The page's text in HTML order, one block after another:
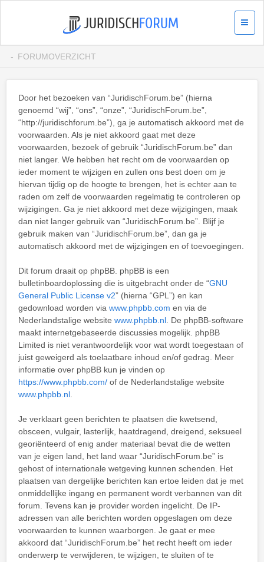
FORUMOVERZICHT
Door het bezoeken van “JuridischForum.be” (hierna
genoemd “wij”, “ons”, “onze”, “JuridischForum.be”,
“http://juridischforum.be”), ga je automatisch akkoord met de
voorwaarden. Als je niet akkoord gaat met deze
voorwaarden, bezoek of gebruik “JuridischForum.be” dan
niet langer. We hebben het recht om de voorwaarden op
ieder moment te wijzigen en zullen ons best doen om je
hiervan tijdig op de hoogte te brengen, het is echter aan te
raden om zelf de voorwaarden regelmatig te controleren op
wijzigingen. Ga je niet akkoord met deze wijzigingen, maak
dan niet langer gebruik van “JuridischForum.be”. Blijf je
gebruik maken van “JuridischForum.be”, dan ga je
automatisch akkoord met de wijzigingen en of toevoegingen.
Dit forum draait op phpBB. phpBB is een
bulletinboardoplossing die is uitgebracht onder de “GNU
General Public License v2” (hierna “GPL”) en kan
gedownload worden via www.phpbb.com en via de
Nederlandstalige website www.phpbb.nl . De phpBB-software
maakt internetgebaseerde discussies mogelijk. phpBB
Limited is niet verantwoordelijk voor wat wordt toegestaan of
juist geweigerd als toelaatbare inhoud en/of gedrag. Meer
informatie over phpBB kun je vinden op
https://www.phpbb.com/ of de Nederlandstalige website
www.phpbb.nl
Je verklaart geen berichten te plaatsen die kwetsend,
obsceen, vulgair, lasterlijk, haatdragend, dreigend, seksueel
georiënteerd of enig ander materiaal bevat die de wetten
van je eigen land, het land waar “JuridischForum.be” is
gehost of internationale wetgeving kunnen schenden. Het
plaatsen van dergelijke berichten kan ertoe leiden dat je met
onmiddellijke ingang en permanent wordt verbannen van dit
forum. Tevens kan je provider worden ingelicht. De IP-
adressen van alle berichten worden opgeslagen om deze
voorwaarden te kunnen waarborgen. Je gaat er mee
akkoord dat “JuridischForum.be” het recht heeft om ieder
onderwerp te verwijderen, te wijzigen, te sluiten of te